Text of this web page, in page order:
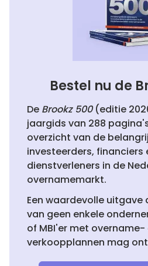
Bestel nu de
De Brookz 500(editie
jaargids van 288
overzicht van de
investeerders, financiers
dienstverleners in de
overnamemarkt.
Een waardevolle uitgave
van geen enkele
of MBI'er met overname-
verkoopplannen mag